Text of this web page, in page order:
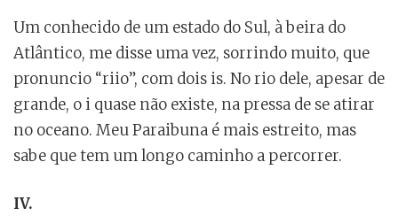
Um conhecido de um estado do Sul, à beira do
Atlântico, me disse uma vez, sorrindo muito, que
pronuncio “riio”, com dois is. No rio dele, apesar de
grande, o i quase não existe, na pressa de se atirar
no oceano. Meu Paraibuna é mais estreito, mas
sabe que tem um longo caminho a percorrer.
IV.